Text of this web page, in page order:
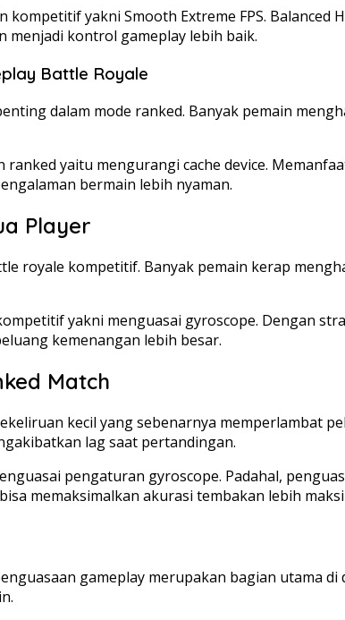
yakni Smooth Extreme FPS.
kontrol gameplay lebih baik.
Battle Royale
dalam mode ranked. Banyak pemain
yaitu mengurangi cache device.
bermain lebih nyaman.
Player
royale kompetitif. Banyak pemain kerap
yakni menguasai gyroscope. Dengan
kemenangan lebih besar.
Match
kecil yang sebenarnya memperlambat
lag saat pertandingan.
pengaturan gyroscope. Padahal,
memaksimalkan akurasi tembakan lebih
gameplay merupakan bagian utama